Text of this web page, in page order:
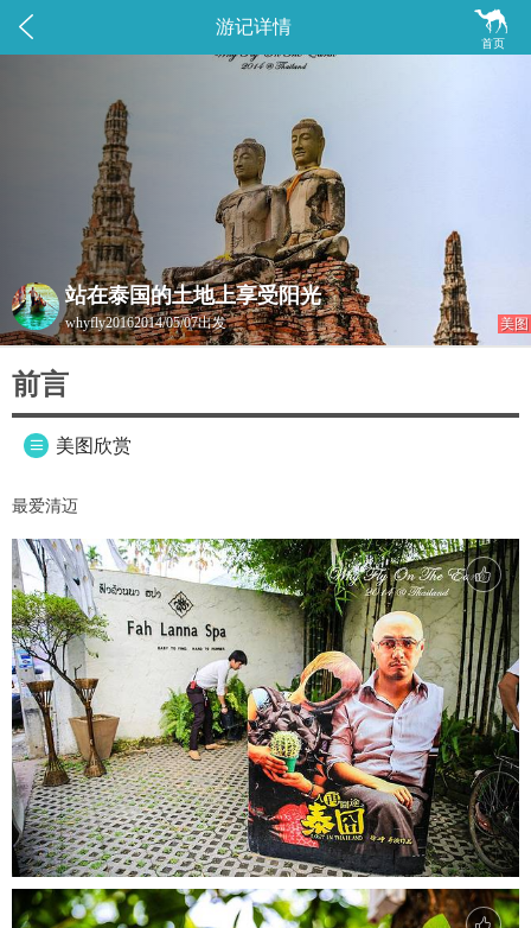
 
首页
游记详情
站在泰国的土地上享受阳光
whyfly20162014/05/07出发 美图
前言
 美图欣赏
最爱清迈